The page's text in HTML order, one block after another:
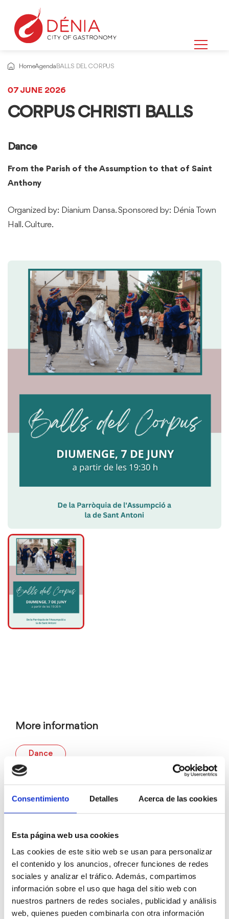
Consentimiento Detalles Acerca de las cookies
Esta página web usa cookies
Las cookies de este sitio web se usan para personalizar
el contenido y los anuncios, ofrecer funciones de redes
sociales y analizar el tráfico. Además, compartimos
información sobre el uso que haga del sitio web con
nuestros partners de redes sociales, publicidad y análisis
web, quienes pueden combinarla con otra información
HomeAgenda BALLS DEL CORPUS
07 JUNE 2026
CORPUS CHRISTI BALLS
Dance
From the Parish of the Assumption to that of Saint
Anthony
Organized by: Dianium Dansa. Sponsored by: Dénia Town
Hall. Culture.
More information
Dance